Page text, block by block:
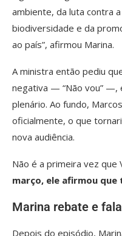
ambiente, da luta contra
biodiversidade e da
ao país”, afirmou Marina.
A ministra então pediu
negativa — “Não vou” —,
plenário. Ao fundo,
oficialmente, o que
nova audiência.
Não é a primeira vez que
março, ele afirmou
Marina rebate e
Depois do episódio,